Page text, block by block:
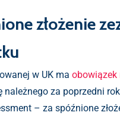
złożenie
w UK ma obowiązek
należnego za poprzedni
– za spóźnione